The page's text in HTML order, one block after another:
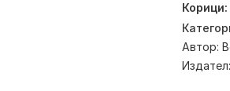
Корици:
Автор:
Издател: